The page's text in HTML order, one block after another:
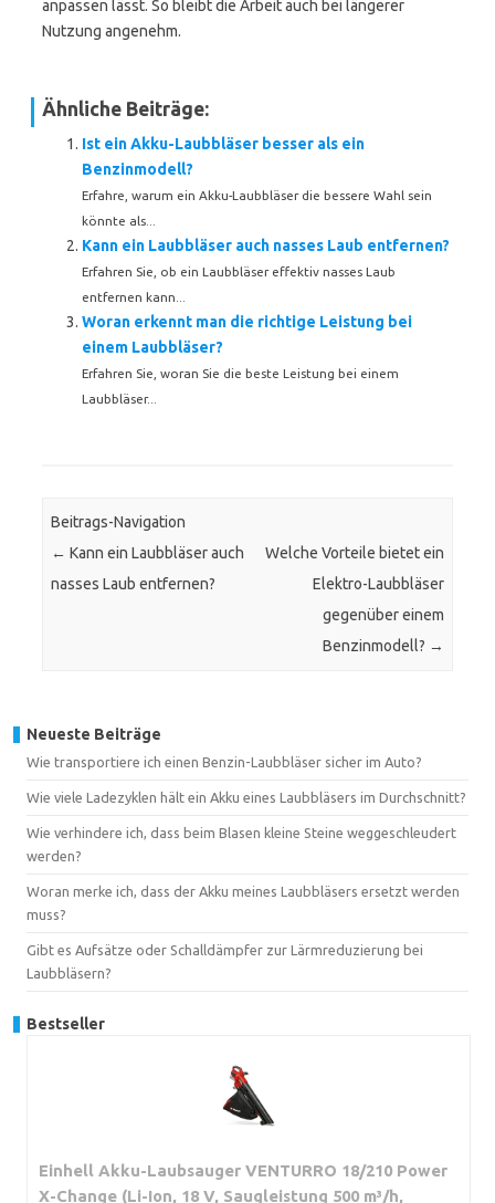
anpassen lässt. So bleibt die Arbeit auch bei längerer
Nutzung angenehm.
Ähnliche Beiträge:
Ist ein Akku-Laubbläser besser als ein
Benzinmodell?
Erfahre, warum ein Akku-Laubbläser die bessere Wahl sein
könnte als...
Kann ein Laubbläser auch nasses Laub entfernen?
Erfahren Sie, ob ein Laubbläser effektiv nasses Laub
entfernen kann...
Woran erkennt man die richtige Leistung bei
einem Laubbläser?
Erfahren Sie, woran Sie die beste Leistung bei einem
Laubbläser...
Beitrags-Navigation
← Kann ein Laubbläser auch
nasses Laub entfernen?
Welche Vorteile bietet ein
Elektro-Laubbläser
gegenüber einem
Benzinmodell? →
Neueste Beiträge
Wie transportiere ich einen Benzin-Laubbläser sicher im Auto?
Wie viele Ladezyklen hält ein Akku eines Laubbläsers im Durchschnitt?
Wie verhindere ich, dass beim Blasen kleine Steine weggeschleudert
werden?
Woran merke ich, dass der Akku meines Laubbläsers ersetzt werden
muss?
Gibt es Aufsätze oder Schalldämpfer zur Lärmreduzierung bei
Laubbläsern?
Bestseller
Einhell Akku-Laubsauger VENTURRO 18/210 Power
X-Change (Li-Ion, 18 V, Saugleistung 500 m³/h,